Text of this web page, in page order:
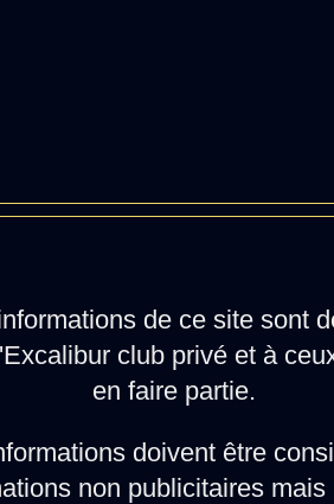
de ce site sont
club privé et à
en faire partie.
doivent être
non publicitaires mais